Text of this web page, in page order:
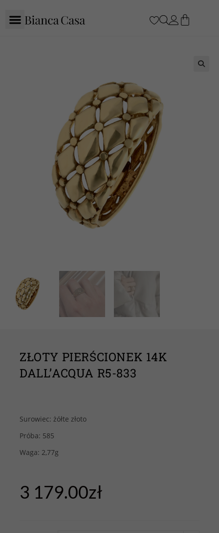
ZŁOTY PIERŚCIONEK 14K
DALL’ACQUA R5-833
Surowiec: żółte złoto
Próba: 585
Waga: 2,77g
3 179.00zł